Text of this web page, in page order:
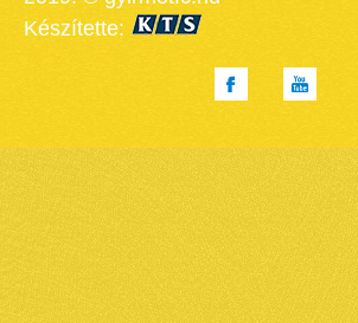
Készítette: